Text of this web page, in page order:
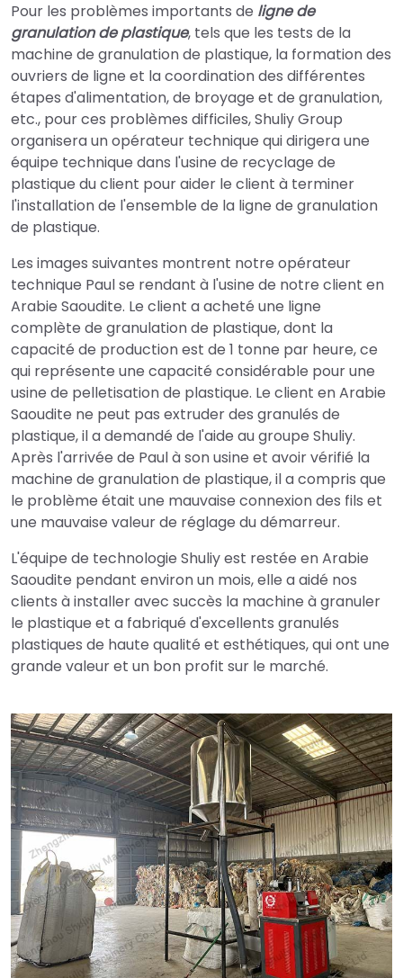
Pour les problèmes importants de ligne de
granulation de plastique, tels que les tests de la
machine de granulation de plastique, la formation des
ouvriers de ligne et la coordination des différentes
étapes d'alimentation, de broyage et de granulation,
etc., pour ces problèmes difficiles, Shuliy Group
organisera un opérateur technique qui dirigera une
équipe technique dans l'usine de recyclage de
plastique du client pour aider le client à terminer
l'installation de l'ensemble de la ligne de granulation
de plastique.
Les images suivantes montrent notre opérateur
technique Paul se rendant à l'usine de notre client en
Arabie Saoudite. Le client a acheté une ligne
complète de granulation de plastique, dont la
capacité de production est de 1 tonne par heure, ce
qui représente une capacité considérable pour une
usine de pelletisation de plastique. Le client en Arabie
Saoudite ne peut pas extruder des granulés de
plastique, il a demandé de l'aide au groupe Shuliy.
Après l'arrivée de Paul à son usine et avoir vérifié la
machine de granulation de plastique, il a compris que
le problème était une mauvaise connexion des fils et
une mauvaise valeur de réglage du démarreur.
L'équipe de technologie Shuliy est restée en Arabie
Saoudite pendant environ un mois, elle a aidé nos
clients à installer avec succès la machine à granuler
le plastique et a fabriqué d'excellents granulés
plastiques de haute qualité et esthétiques, qui ont une
grande valeur et un bon profit sur le marché.